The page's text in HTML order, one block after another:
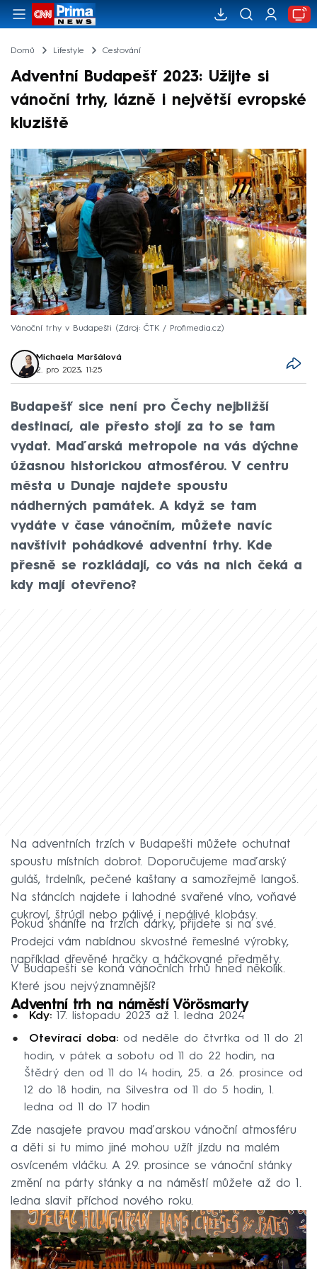
Domů Lifestyle Cestování
Adventní Budapešť 2023: Užijte si
vánoční trhy, lázně i největší evropské
kluziště
Vánoční trhy v Budapešti Zdroj: ČTK / Profimedia.cz
Michaela Maršálová
2. pro 2023, 11:25
Budapešť sice není pro Čechy nejbližší
destinací, ale přesto stojí za to se tam
vydat. Maďarská metropole na vás dýchne
úžasnou historickou atmosférou. V centru
města u Dunaje najdete spoustu
nádherných památek. A když se tam
vydáte v čase vánočním, můžete navíc
navštívit pohádkové adventní trhy. Kde
přesně se rozkládají, co vás na nich čeká a
kdy mají otevřeno?
Na adventních trzích v Budapešti můžete ochutnat
spoustu místních dobrot. Doporučujeme maďarský
guláš, trdelník, pečené kaštany a samozřejmě langoš.
Na stáncích najdete i lahodné svařené víno, voňavé
cukroví, štrúdl nebo pálivé i nepálivé klobásy.
Pokud sháníte na trzích dárky, přijdete si na své.
Prodejci vám nabídnou skvostné řemeslné výrobky,
například dřevěné hračky a háčkované předměty.
V Budapešti se koná vánočních trhů hned několik.
Které jsou nejvýznamnější?
Adventní trh na náměstí Vörösmarty
Kdy:17. listopadu 2023 až 1. ledna 2024
Otevírací doba: od neděle do čtvrtka od 11 do 21
hodin, v pátek a sobotu od 11 do 22 hodin, na
Štědrý den od 11 do 14 hodin, 25. a 26. prosince od
12 do 18 hodin, na Silvestra od 11 do 5 hodin, 1.
ledna od 11 do 17 hodin
Zde nasajete pravou maďarskou vánoční atmosféru
a děti si tu mimo jiné mohou užít jízdu na malém
osvíceném vláčku. A 29. prosince se vánoční stánky
změní na párty stánky a na náměstí můžete až do 1.
ledna slavit příchod nového roku.